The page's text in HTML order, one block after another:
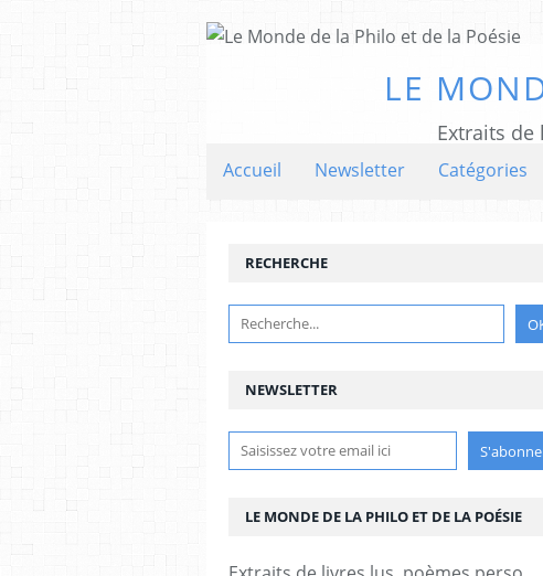
LE
Extraits de
Accueil Newsletter Catégories
NEWSLETTER
RECHERCHE
LE MONDE DE LA PHILO ET DE LA POÉSIE